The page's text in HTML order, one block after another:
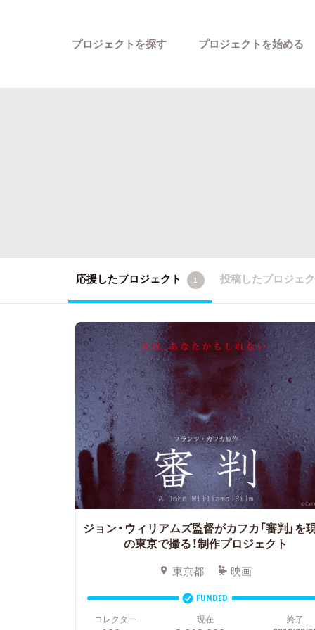
プロジェクトを探す プロジェクトを始める
応援したプロジェクト 1 投稿したプロジェ
ジョン・ウィリアムズ監督がカフカ「審判」を
の東京で撮る！制作プロジェクト
東京都 映画
FUNDED
コレクター
現在 終了